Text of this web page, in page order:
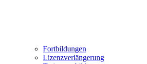
Fortbildungen
Lizenzverlängerung